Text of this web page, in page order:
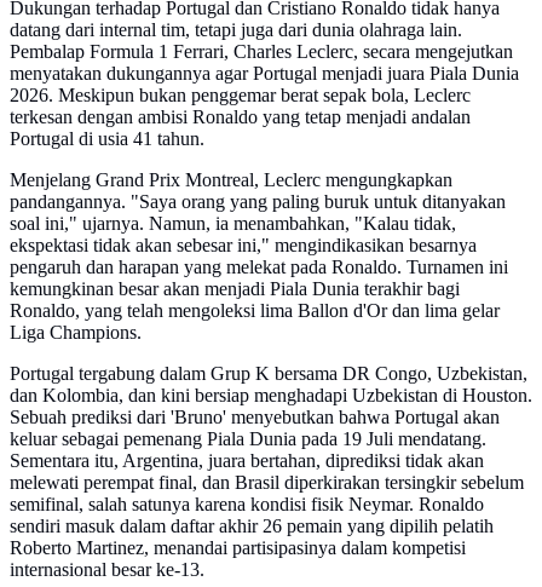
Dukungan terhadap Portugal dan Cristiano Ronaldo tidak hanya
datang dari internal tim, tetapi juga dari dunia olahraga lain.
Pembalap Formula 1 Ferrari, Charles Leclerc, secara mengejutkan
menyatakan dukungannya agar Portugal menjadi juara Piala Dunia
2026. Meskipun bukan penggemar berat sepak bola, Leclerc
terkesan dengan ambisi Ronaldo yang tetap menjadi andalan
Portugal di usia 41 tahun.
Menjelang Grand Prix Montreal, Leclerc mengungkapkan
pandangannya. "Saya orang yang paling buruk untuk ditanyakan
soal ini," ujarnya. Namun, ia menambahkan, "Kalau tidak,
ekspektasi tidak akan sebesar ini," mengindikasikan besarnya
pengaruh dan harapan yang melekat pada Ronaldo. Turnamen ini
kemungkinan besar akan menjadi Piala Dunia terakhir bagi
Ronaldo, yang telah mengoleksi lima Ballon d'Or dan lima gelar
Liga Champions.
Portugal tergabung dalam Grup K bersama DR Congo, Uzbekistan,
dan Kolombia, dan kini bersiap menghadapi Uzbekistan di Houston.
Sebuah prediksi dari 'Bruno' menyebutkan bahwa Portugal akan
keluar sebagai pemenang Piala Dunia pada 19 Juli mendatang.
Sementara itu, Argentina, juara bertahan, diprediksi tidak akan
melewati perempat final, dan Brasil diperkirakan tersingkir sebelum
semifinal, salah satunya karena kondisi fisik Neymar. Ronaldo
sendiri masuk dalam daftar akhir 26 pemain yang dipilih pelatih
Roberto Martinez, menandai partisipasinya dalam kompetisi
internasional besar ke-13.